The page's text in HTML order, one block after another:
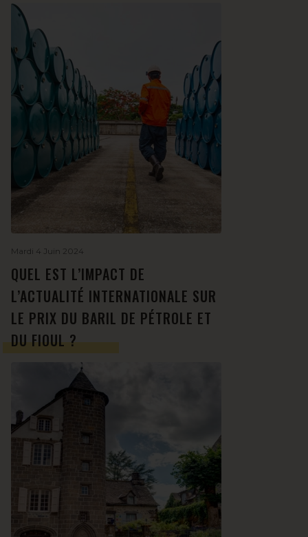
Mardi 4 Juin 2024
QUEL EST L’IMPACT DE
L’ACTUALITÉ INTERNATIONALE SUR
LE PRIX DU BARIL DE PÉTROLE ET
DU FIOUL ?